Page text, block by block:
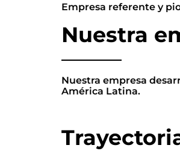
Empresa referente y
Nuestra
Nuestra empresa
América Latina.